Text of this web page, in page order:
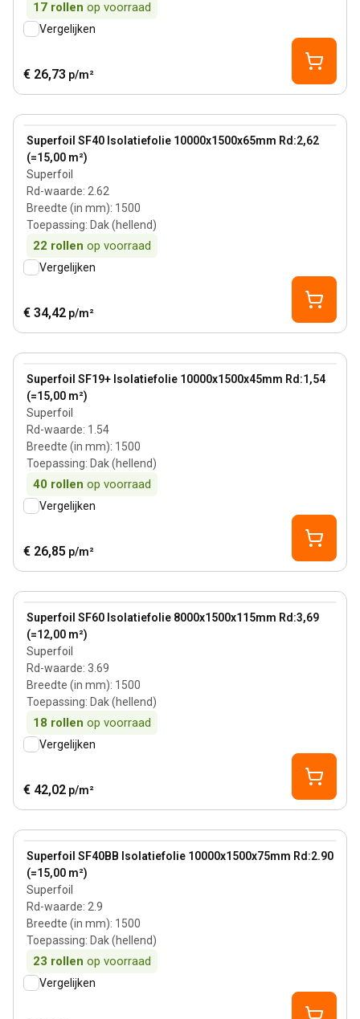
17 rollen op voorraad
Vergelijken
€ 26,73 p/m²
Superfoil SF40 Isolatiefolie 10000x1500x65mm Rd:2,62
(=15,00 m²)
Superfoil
Rd-waarde: 2.62
Breedte (in mm): 1500
Toepassing: Dak (hellend)
22 rollen op voorraad
View product
Vergelijken
€ 34,42 p/m²
Superfoil SF19+ Isolatiefolie 10000x1500x45mm Rd:1,54
(=15,00 m²)
Superfoil
Rd-waarde: 1.54
Breedte (in mm): 1500
Toepassing: Dak (hellend)
40 rollen op voorraad
View product
Vergelijken
€ 26,85 p/m²
Superfoil SF60 Isolatiefolie 8000x1500x115mm Rd:3,69
(=12,00 m²)
Superfoil
Rd-waarde: 3.69
Breedte (in mm): 1500
Toepassing: Dak (hellend)
18 rollen op voorraad
View product
Vergelijken
€ 42,02 p/m²
Superfoil SF40BB Isolatiefolie 10000x1500x75mm Rd:2.90
(=15,00 m²)
Superfoil
Rd-waarde: 2.9
Breedte (in mm): 1500
Toepassing: Dak (hellend)
23 rollen op voorraad
View product
Vergelijken